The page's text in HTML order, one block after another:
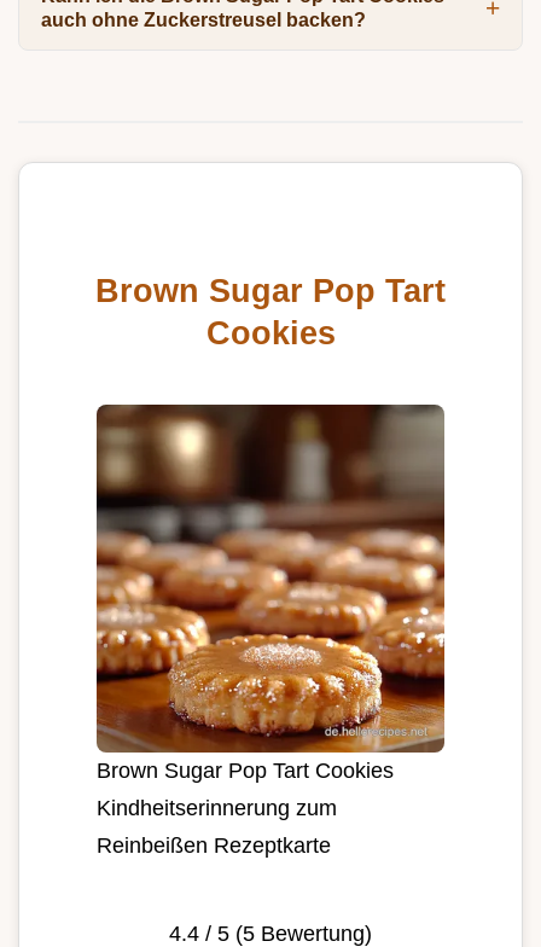
auch ohne Zuckerstreusel backen?
Brown Sugar Pop Tart
Cookies
Brown Sugar Pop Tart Cookies
Kindheitserinnerung zum
Reinbeißen Rezeptkarte
4.4 / 5 (5 Bewertung)